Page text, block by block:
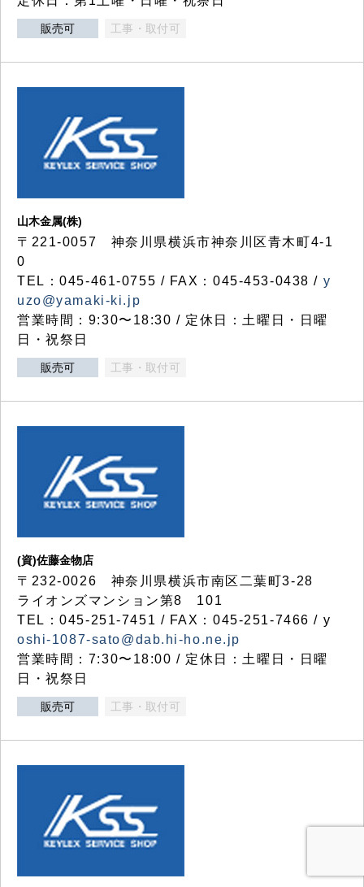
販売可 工事・取付可
山木金属(株)
〒221-0057 神奈川県横浜市神奈川区青木町4-1
0
TEL：045-461-0755 / FAX：045-453-0438 / y
uzo@yamaki-ki.jp
営業時間：9:30〜18:30 / 定休日：土曜日・日曜
日・祝祭日
販売可 工事・取付可
(資)佐藤金物店
〒232-0026 神奈川県横浜市南区二葉町3-28
ライオンズマンション第8 101
TEL：045-251-7451 / FAX：045-251-7466 / y
oshi-1087-sato@dab.hi-ho.ne.jp
営業時間：7:30〜18:00 / 定休日：土曜日・日曜
日・祝祭日
販売可 工事・取付可